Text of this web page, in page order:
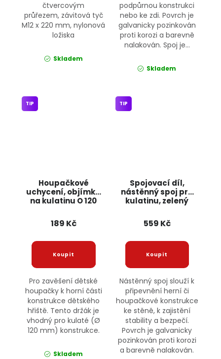
čtvercovým
průřezem, závitová tyč
M12 x 220 mm, nylonová
ložiska
Skladem
podpůrnou konstrukci
nebo ke zdi. Povrch je
galvanicky pozinkován
proti korozi a barevně
nalakován. Spoj je...
Skladem
Houpačkové
uchycení, objímka
na kulatinu O 120
TIP
189 Kč
Pro zavěšení dětské
houpačky k horní části
konstrukce dětského
hřiště. Tento držák je
vhodný pro kulaté (Ø
120 mm) konstrukce.
Skladem
Spojovací díl,
nástěnný spoj pro
kulatinu, zelený
TIP
559 Kč
Nástěnný spoj slouží k
připevnění herní či
houpačkové konstrukce
ke stěně, k zajistění
stability a bezpečí.
Povrch je galvanicky
pozinkován proti korozi
a barevně nalakován.